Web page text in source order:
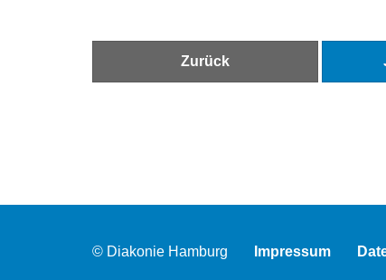
Zurück
© Diakonie Hamburg Impressum